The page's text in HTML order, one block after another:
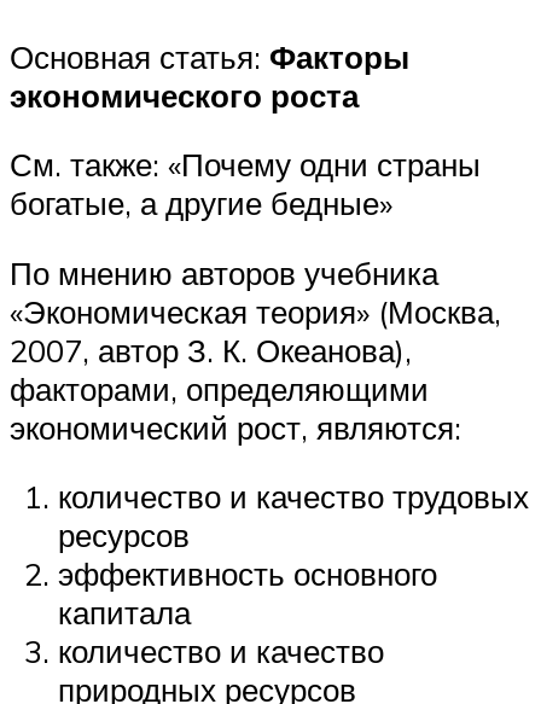
Основная статья: Факторы
экономического роста
См. также: «Почему одни страны
богатые, а другие бедные»
По мнению авторов учебника
«Экономическая теория» (Москва,
2007, автор З. К. Океанова),
факторами, определяющими
экономический рост, являются:
количество и качество трудовых
ресурсов
эффективность основного
капитала
количество и качество
природных ресурсов